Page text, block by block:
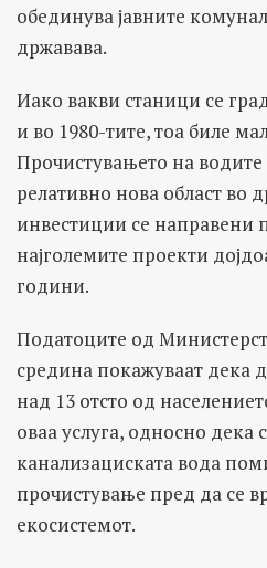
обединува јавните
државава.
Иако вакви станици се
и во 1980-тите, тоа биле
Прочистувањето на водите
релативно нова област во
инвестиции се направени
најголемите проекти
години.
Податоците од
средина покажуваат дека
над 13 отсто од
оваа услуга, односно дека
канализациската вода
прочистување пред да се
екосистемот.